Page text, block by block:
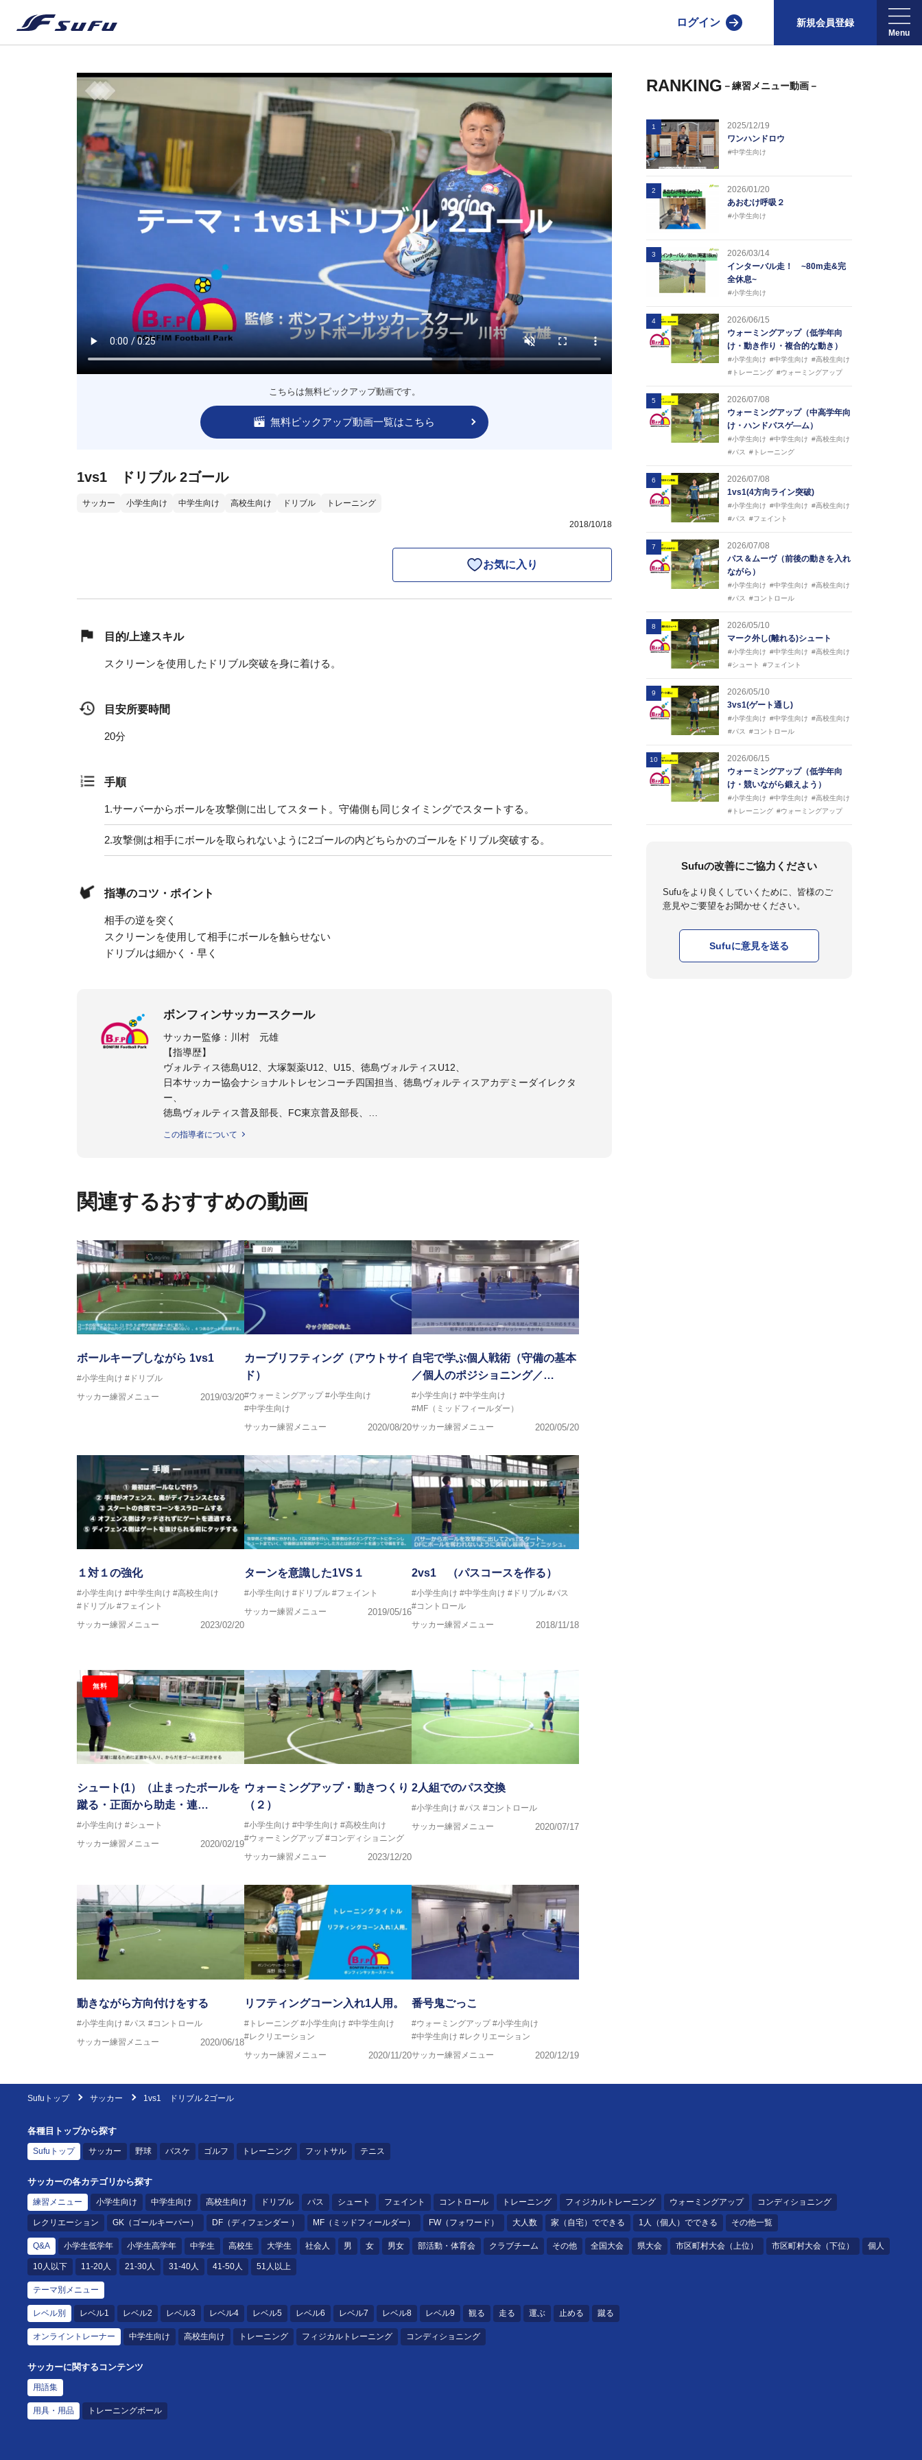
ログイン 新規会員登録
こちらは無料ピックアップ動画です。
無料ピックアップ動画一覧はこちら
1vs1 ドリブル 2ゴール
サッカー 小学生向け 中学生向け 高校生向け ドリブル トレーニング
2018/10/18
お気に入り
目的/上達スキル
スクリーンを使用したドリブル突破を身に着ける。
目安所要時間
20分
手順
1.サーバーからボールを攻撃側に出してスタート。守備側も同じタイミングでスタートする。
2.攻撃側は相手にボールを取られないように2ゴールの内どちらかのゴールをドリブル突破する。
指導のコツ・ポイント
相手の逆を突く
スクリーンを使用して相手にボールを触らせない
ドリブルは細かく・早く
ボンフィンサッカースクール
サッカー監修：川村 元雄
【指導歴】
ヴォルティス徳島U12、大塚製薬U12、U15、徳島ヴォルティスU12、
日本サッカー協会ナショナルトレセンコーチ四国担当、徳島ヴォルティスアカデミーダイレクタ
ー、
徳島ヴォルティス普及部長、FC東京普及部長、
フットサル監修：小西 鉄平
日本サッカー協会フットサルインストラクター、AFC（アジアサッカー連盟）フットサルインスト
ラクター
【資格】
JFA公認A級コーチジェネラルライセンス・JFA公認フットサルB級コーチライセンス
横山 哲久
ASV ペスカドーラ町田 監督、FC VIGORE 監督
日本サッカー協会公認B級ライセンス・日本サッカー協会公認フットサルB級ライセンス
※全コーチボンフィンサッカースクール所属
この指導者について
関連するおすすめの動画
ボールキープしながら 1vs1
#小学生向け #ドリブル
サッカー練習メニュー
2019/03/20
カーブリフティング（アウトサイ
ド）
#ウォーミングアップ #小学生向け
#中学生向け
サッカー練習メニュー
2020/08/20
自宅で学ぶ個人戦術（守備の基本
／個人のポジショニング／…
#小学生向け #中学生向け
#MF（ミッドフィールダー）
サッカー練習メニュー
2020/05/20
１対１の強化
#小学生向け #中学生向け #高校生向け
#ドリブル #フェイント
サッカー練習メニュー
2023/02/20
ターンを意識した1VS１
#小学生向け #ドリブル #フェイント
サッカー練習メニュー
2019/05/16
2vs1 （パスコースを作る）
#小学生向け #中学生向け #ドリブル #パス
#コントロール
サッカー練習メニュー
2018/11/18
無料
シュート(1）（止まったボールを
蹴る・正面から助走・連…
#小学生向け #シュート
サッカー練習メニュー
2020/02/19
ウォーミングアップ・動きつくり
（２）
#小学生向け #中学生向け #高校生向け
#ウォーミングアップ #コンディショニング
サッカー練習メニュー
2023/12/20
2人組でのパス交換
#小学生向け #パス #コントロール
サッカー練習メニュー
2020/07/17
動きながら方向付けをする
#小学生向け #パス #コントロール
サッカー練習メニュー
2020/06/18
リフティングコーン入れ1人用。
#トレーニング #小学生向け #中学生向け
#レクリエーション
サッカー練習メニュー
2020/11/20
番号鬼ごっこ
#ウォーミングアップ #小学生向け
#中学生向け #レクリエーション
サッカー練習メニュー
2020/12/19
RANKING －練習メニュー動画－
1
2025/12/19
ワンハンドロウ
#中学生向け
2
2026/01/20
あおむけ呼吸２
#小学生向け
3
2026/03/14
インターバル走！ ~80m走&完
全休息~
#小学生向け
4
2026/06/15
ウォーミングアップ（低学年向
け・動き作り・複合的な動き）
#小学生向け #中学生向け #高校生向け
#トレーニング #ウォーミングアップ
5
2026/07/08
ウォーミングアップ（中高学年向
け・ハンドパスゲ―ム）
#小学生向け #中学生向け #高校生向け
#パス
#トレーニング
6
2026/07/08
1vs1(4方向ライン突破)
#小学生向け #中学生向け #高校生向け
#パス
#フェイント
7
2026/07/08
パス＆ムーヴ（前後の動きを入れ
ながら）
#小学生向け #中学生向け #高校生向け
#パス
#コントロール
8
2026/05/10
マーク外し(離れる)シュート
#小学生向け #中学生向け #高校生向け
#シュート
#フェイント
9
2026/05/10
3vs1(ゲート通し)
#小学生向け #中学生向け #高校生向け
#パス
#コントロール
10
2026/06/15
ウォーミングアップ（低学年向
け・競いながら鍛えよう）
#小学生向け #中学生向け #高校生向け
#トレーニング #ウォーミングアップ
Sufuの改善にご協力ください
Sufuをより良くしていくために、皆様のご
意見やご要望をお聞かせください。
Sufuに意見を送る
Sufuトップ サッカー 1vs1 ドリブル 2ゴール
各種目トップから探す
Sufuトップ サッカー 野球 バスケ ゴルフ トレーニング フットサル テニス
サッカーの各カテゴリから探す
練習メニュー 小学生向け 中学生向け 高校生向け ドリブル パス シュート フェイント コントロール トレーニング フィジカルトレーニング ウォーミングアップ コンディショニング
レクリエーション GK（ゴールキーパー） DF（ディフェンダー ） MF（ミッドフィールダー） FW（フォワード） 大人数 家（自宅）でできる 1人（個人）でできる その他一覧
Q&A 小学生低学年 小学生高学年 中学生 高校生 大学生 社会人 男 女 男女 部活動・体育会 クラブチーム その他 全国大会 県大会 市区町村大会（上位） 市区町村大会（下位） 個人
10人以下 11-20人 21-30人 31-40人 41-50人 51人以上
テーマ別メニュー
レベル別 レベル1 レベル2 レベル3 レベル4 レベル5 レベル6 レベル7 レベル8 レベル9 観る 走る 運ぶ 止める 蹴る
オンライントレーナー 中学生向け 高校生向け トレーニング フィジカルトレーニング コンディショニング
サッカーに関するコンテンツ
用語集
用具・用品 トレーニングボール